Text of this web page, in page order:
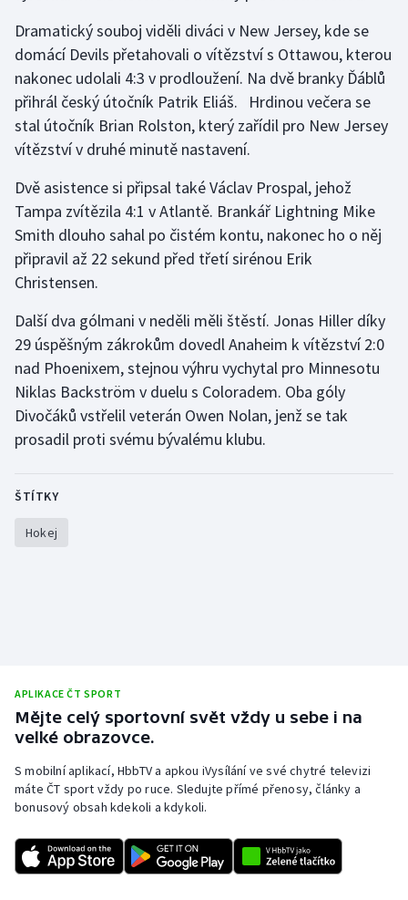
Moderní pětiboj
Motorsport
Olympijské hry
Plavání
Plážový volejbal
Rychlobruslení
Rychlostní kanoistika
Short track
Volejbal
Ostatní
Dramatický souboj viděli diváci v New Jersey, kde se
domácí Devils přetahovali o vítězství s Ottawou, kterou
nakonec udolali 4:3 v prodloužení. Na dvě branky Ďáblů
přihrál český útočník Patrik Eliáš. Hrdinou večera se
stal útočník Brian Rolston, který zařídil pro New Jersey
vítězství v druhé minutě nastavení.
Dvě asistence si připsal také Václav Prospal, jehož
Tampa zvítězila 4:1 v Atlantě. Brankář Lightning Mike
Smith dlouho sahal po čistém kontu, nakonec ho o něj
připravil až 22 sekund před třetí sirénou Erik
Christensen.
Další dva gólmani v neděli měli štěstí. Jonas Hiller díky
29 úspěšným zákrokům dovedl Anaheim k vítězství 2:0
nad Phoenixem, stejnou výhru vychytal pro Minnesotu
Niklas Backström v duelu s Coloradem. Oba góly
Divočáků vstřelil veterán Owen Nolan, jenž se tak
prosadil proti svému bývalému klubu.
ŠTÍTKY
Hokej
APLIKACE ČT SPORT
Mějte celý sportovní svět vždy u sebe i na
velké obrazovce.
S mobilní aplikací, HbbTV a apkou iVysílání ve své chytré televizi
máte ČT sport vždy po ruce. Sledujte přímé přenosy, články a
bonusový obsah kdekoli a kdykoli.